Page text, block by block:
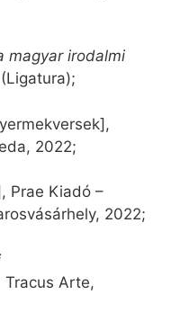
magyar irodalmi
2022;
Prae Kiadó –
2022;
Tracus Arte,